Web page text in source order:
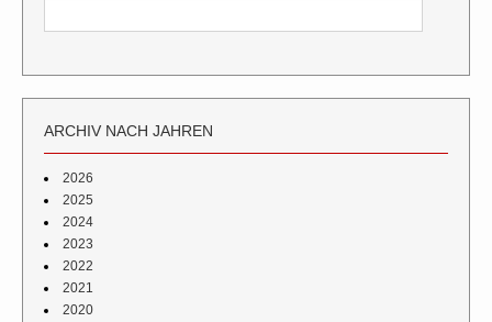
ARCHIV NACH JAHREN
2026
2025
2024
2023
2022
2021
2020